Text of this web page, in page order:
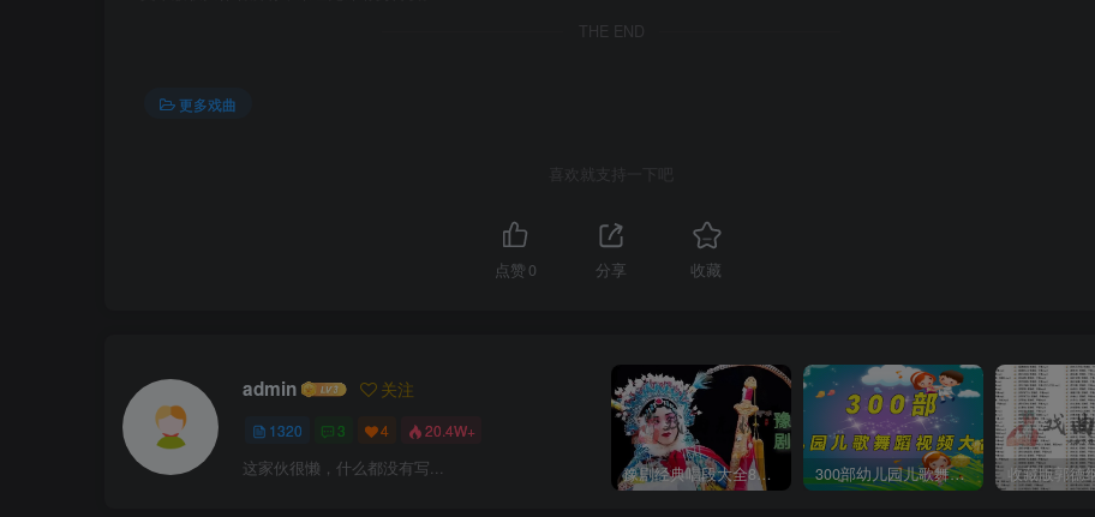
THE END
更多戏曲
喜欢就支持一下吧
点赞 0 分享 收藏
admin 关注
1320 3 4 20.4W+
这家伙很懒，什么都没有写... 豫剧经典唱段大全850首mp3打包戏曲下载 300部幼儿园儿歌舞蹈视频大合集